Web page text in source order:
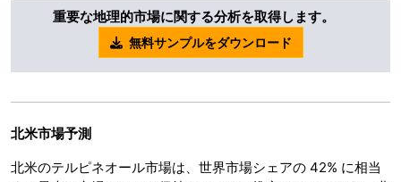
重要な地理的市場に関する分析を取得します。
無料サンプルをダウンロード
北米市場予測
北米のテルピネオール市場は、世界市場シェアの 42% に相当